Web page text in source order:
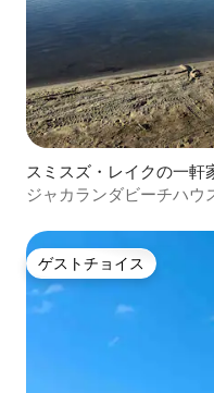
スミスズ・レイクの一軒
ジャカランダビーチハウ
ゲストチョイス
ゲストチョイス